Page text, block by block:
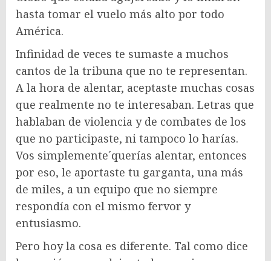
hasta tomar el vuelo más alto por todo
América.
Infinidad de veces te sumaste a muchos
cantos de la tribuna que no te representan.
A la hora de alentar, aceptaste muchas cosas
que realmente no te interesaban. Letras que
hablaban de violencia y de combates de los
que no participaste, ni tampoco lo harías.
Vos simplemente´querías alentar, entonces
por eso, le aportaste tu garganta, una más
de miles, a un equipo que no siempre
respondía con el mismo fervor y
entusiasmo.
Pero hoy la cosa es diferente. Tal como dice